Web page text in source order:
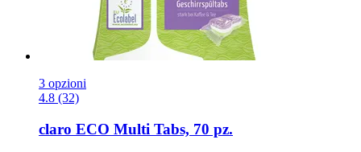
3 opzioni
4.8 (32)
claro ECO Multi Tabs, 70 pz.